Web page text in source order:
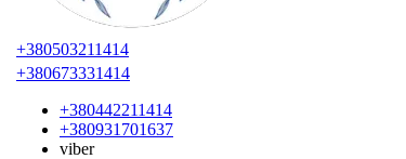
+380503211414
+380673331414
+380442211414
+380931701637
viber